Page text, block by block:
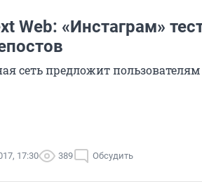
Web: «Инстаграм»
сеть предложит
17:30 389 Обсудить